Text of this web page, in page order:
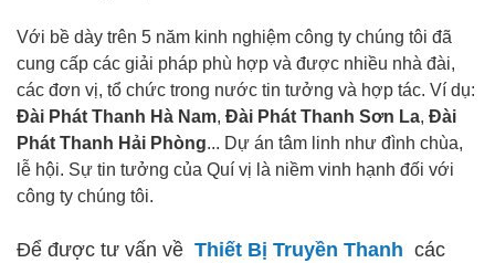
Với bề dày trên 5 năm kinh nghiệm công ty chúng tôi đã
cung cấp các giải pháp phù hợp và được nhiều nhà đài,
các đơn vị, tổ chức trong nước tin tưởng và hợp tác. Ví dụ:
Đài Phát Thanh Hà Nam, Đài Phát Thanh Sơn La, Đài
Phát Thanh Hải Phòng... Dự án tâm linh như đình chùa,
lễ hội. Sự tin tưởng của Quí vị là niềm vinh hạnh đối với
công ty chúng tôi.
Để được tư vấn về Thiết Bị Truyền Thanh các